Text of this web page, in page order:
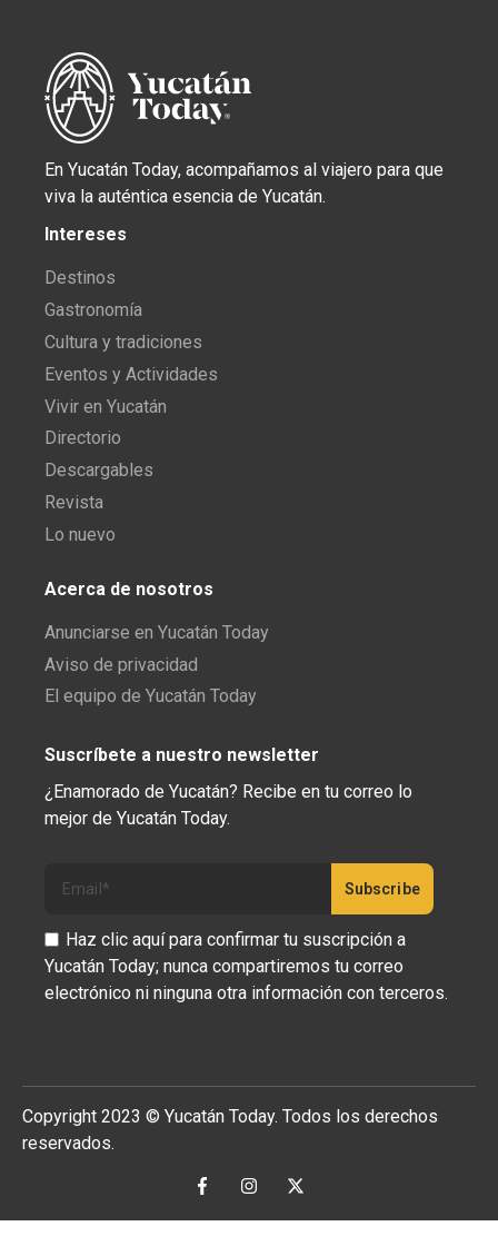
En Yucatán Today, acompañamos al viajero para que
viva la auténtica esencia de Yucatán.
Intereses
Destinos
Gastronomía
Cultura y tradiciones
Eventos y Actividades
Vivir en Yucatán
Directorio
Descargables
Revista
Lo nuevo
Acerca de nosotros
Anunciarse en Yucatán Today
Aviso de privacidad
El equipo de Yucatán Today
Suscríbete a nuestro newsletter
¿Enamorado de Yucatán? Recibe en tu correo lo
mejor de Yucatán Today.
Haz clic aquí para confirmar tu suscripción a
Yucatán Today; nunca compartiremos tu correo
electrónico ni ninguna otra información con terceros.
Copyright 2023 © Yucatán Today. Todos los derechos
reservados.